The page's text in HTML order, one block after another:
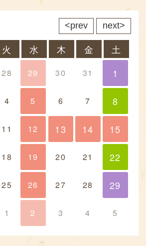
prev next
火 水 木 金 土
28 29 30 31 1
1
4 5 6 7 8
8
11 12 13 14 15
13 14 15
18 19 20 21 22
22
25 26 27 28 29
29
1 2 3 4 5